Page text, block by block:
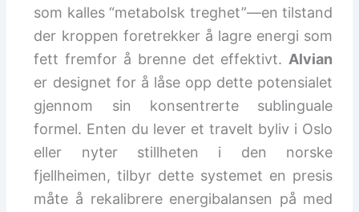
som kalles “metabolsk treghet”—en tilstand
der kroppen foretrekker å lagre energi som
fett fremfor å brenne det effektivt. Alvian
er designet for å låse opp dette potensialet
gjennom sin konsentrerte sublinguale
formel. Enten du lever et travelt byliv i Oslo
eller nyter stillheten i den norske
fjellheimen, tilbyr dette systemet en presis
måte å rekalibrere energibalansen på med